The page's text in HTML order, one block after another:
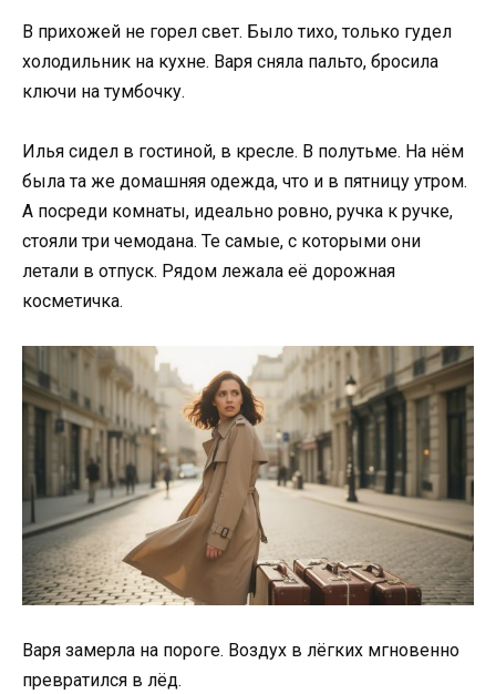
В прихожей не горел свет. Было тихо, только гудел
холодильник на кухне. Варя сняла пальто, бросила
ключи на тумбочку.
Илья сидел в гостиной, в кресле. В полутьме. На нём
была та же домашняя одежда, что и в пятницу утром.
А посреди комнаты, идеально ровно, ручка к ручке,
стояли три чемодана. Те самые, с которыми они
летали в отпуск. Рядом лежала её дорожная
косметичка.
Варя замерла на пороге. Воздух в лёгких мгновенно
превратился в лёд.